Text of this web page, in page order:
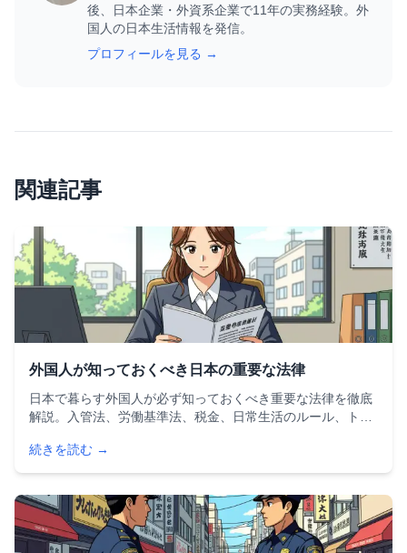
後、日本企業・外資系企業で11年の実務経験。外
国人の日本生活情報を発信。
プロフィールを見る →
関連記事
外国人が知っておくべき日本の重要な法律
日本で暮らす外国人が必ず知っておくべき重要な法律を徹底
解説。入管法、労働基準法、税金、日常生活のルール、トラ
法律知識をまとめました。在留資格や届出義務も網羅。
続きを読む →